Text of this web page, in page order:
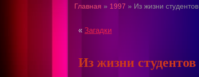
Главная » 1997 » Из жизни студентов
«Загадки
Из жизни студентов